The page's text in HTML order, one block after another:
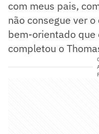
com meus pais,
não consegue ver
bem-orientado que
completou o